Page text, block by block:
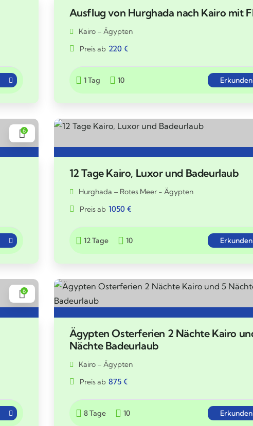
Ausflug von Hurghada nach Kairo mit
Kairo – Ägypten
Preis ab 220 €
1 Tag 10 Erkunden
6
12 Tage Kairo, Luxor und Badeurlaub
Hurghada – Rotes Meer - Ägypten
Preis ab 1050 €
12 Tage 10 Erkunden
6
Ägypten Osterferien 2 Nächte Kairo
Nächte Badeurlaub
Kairo – Ägypten
Preis ab 875 €
8 Tage 10 Erkunden